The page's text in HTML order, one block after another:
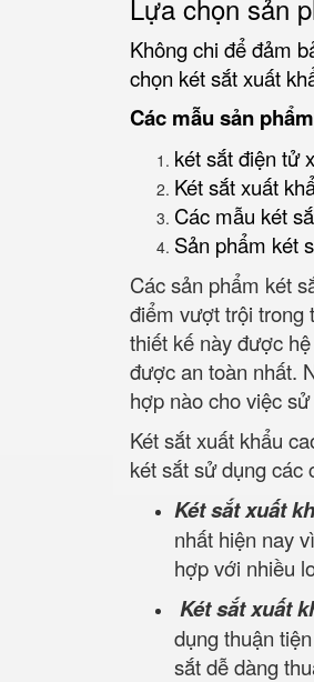
Lựa chọn sản
Không chi để đảm
chọn két sắt xuất
Các mẫu sản
két sắt điện tử
Két sắt xuất
Các mẫu két
Sản phẩm két
Các sản phẩm két
điểm vượt trội trong
thiết kế này được
được an toàn nhất.
hợp nào cho việc
Két sắt xuất khẩu
két sắt sử dụng các
Két sắt xuất
nhất hiện nay
hợp với nhiều
Két sắt xuất
dụng thuận
sắt dễ dàng